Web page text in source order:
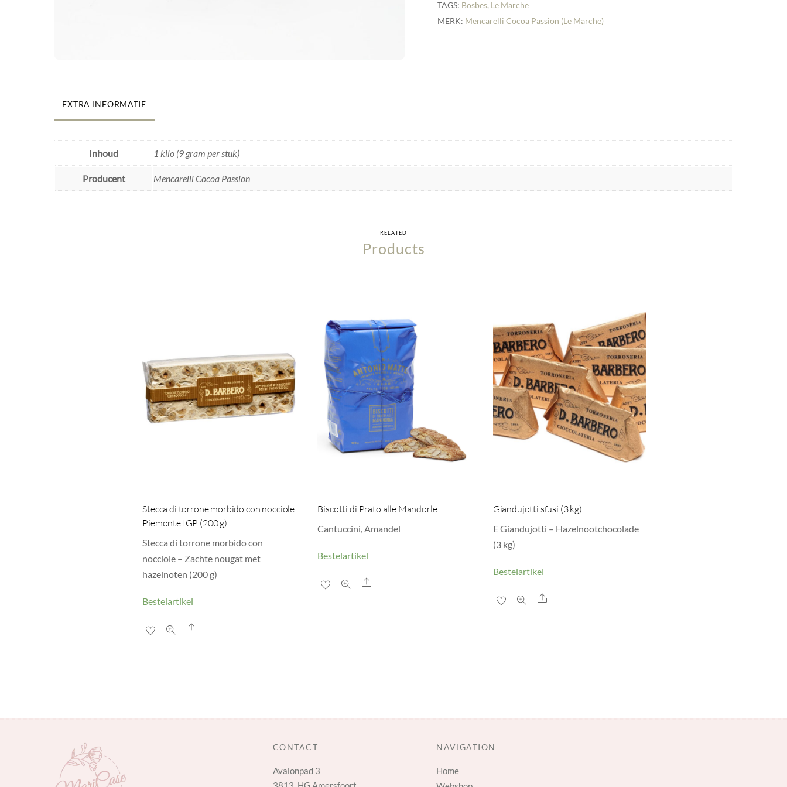
TAGS: Bosbes, Le Marche
MERK: Mencarelli Cocoa Passion (Le Marche)
EXTRA INFORMATIE
Inhoud 1 kilo (9 gram per stuk)
Producent Mencarelli Cocoa Passion
RELATED
Products
Stecca di torrone morbido con nocciole
Piemonte IGP (200 g)
Stecca di torrone morbido con
nocciole – Zachte nougat met
hazelnoten (200 g)
Bestelartikel
Share
Biscotti di Prato alle Mandorle
Cantuccini, Amandel
Bestelartikel
Share
Giandujotti sfusi (3 kg)
E Giandujotti – Hazelnootchocolade
(3 kg)
Bestelartikel
Share
CONTACT
Avalonpad 3
NAVIGATION
Home